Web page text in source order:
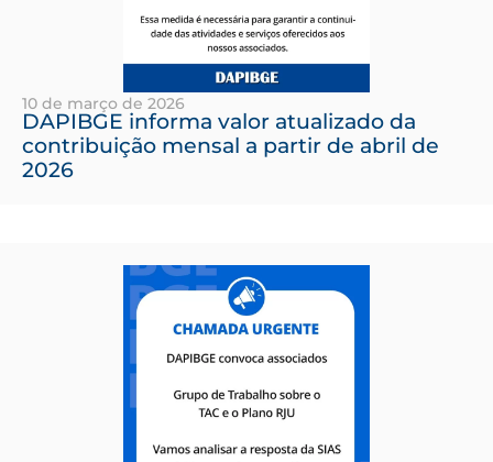
10 de março de 2026
DAPIBGE informa valor atualizado da
contribuição mensal a partir de abril de
2026